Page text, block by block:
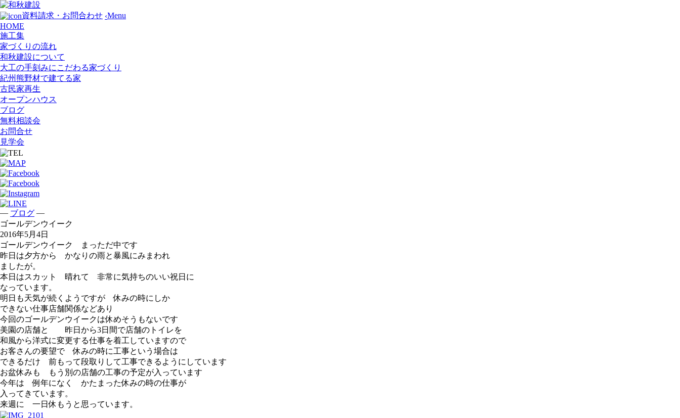
資料請求・お問合わせ ‹Menu
HOME
施工集
家づくりの流れ
和秋建設について
大工の手刻みにこだわる家づくり
紀州熊野材で建てる家
古民家再生
オープンハウス
ブログ
無料相談会
お問合せ
見学会
— ブログ —
ゴールデンウイーク
2016年5月4日
ゴールデンウイーク まっただ中です
昨日は夕方から かなりの雨と暴風にみまわれ
ましたが。
本日はスカット 晴れて 非常に気持ちのいい祝日に
なっています。
明日も天気が続くようですが 休みの時にしか
できない仕事店舗関係などあり
今回のゴールデンウイークは休めそうもないです
美園の店舗と 昨日から3日間で店舗のトイレを
和風から洋式に変更する仕事を着工していますので
お客さんの要望で 休みの時に工事という場合は
できるだけ 前もって段取りして工事できるようにしています
お盆休みも もう別の店舗の工事の予定が入っています
今年は 例年になく かたまった休みの時の仕事が
入ってきています。
来週に 一日休もうと思っています。